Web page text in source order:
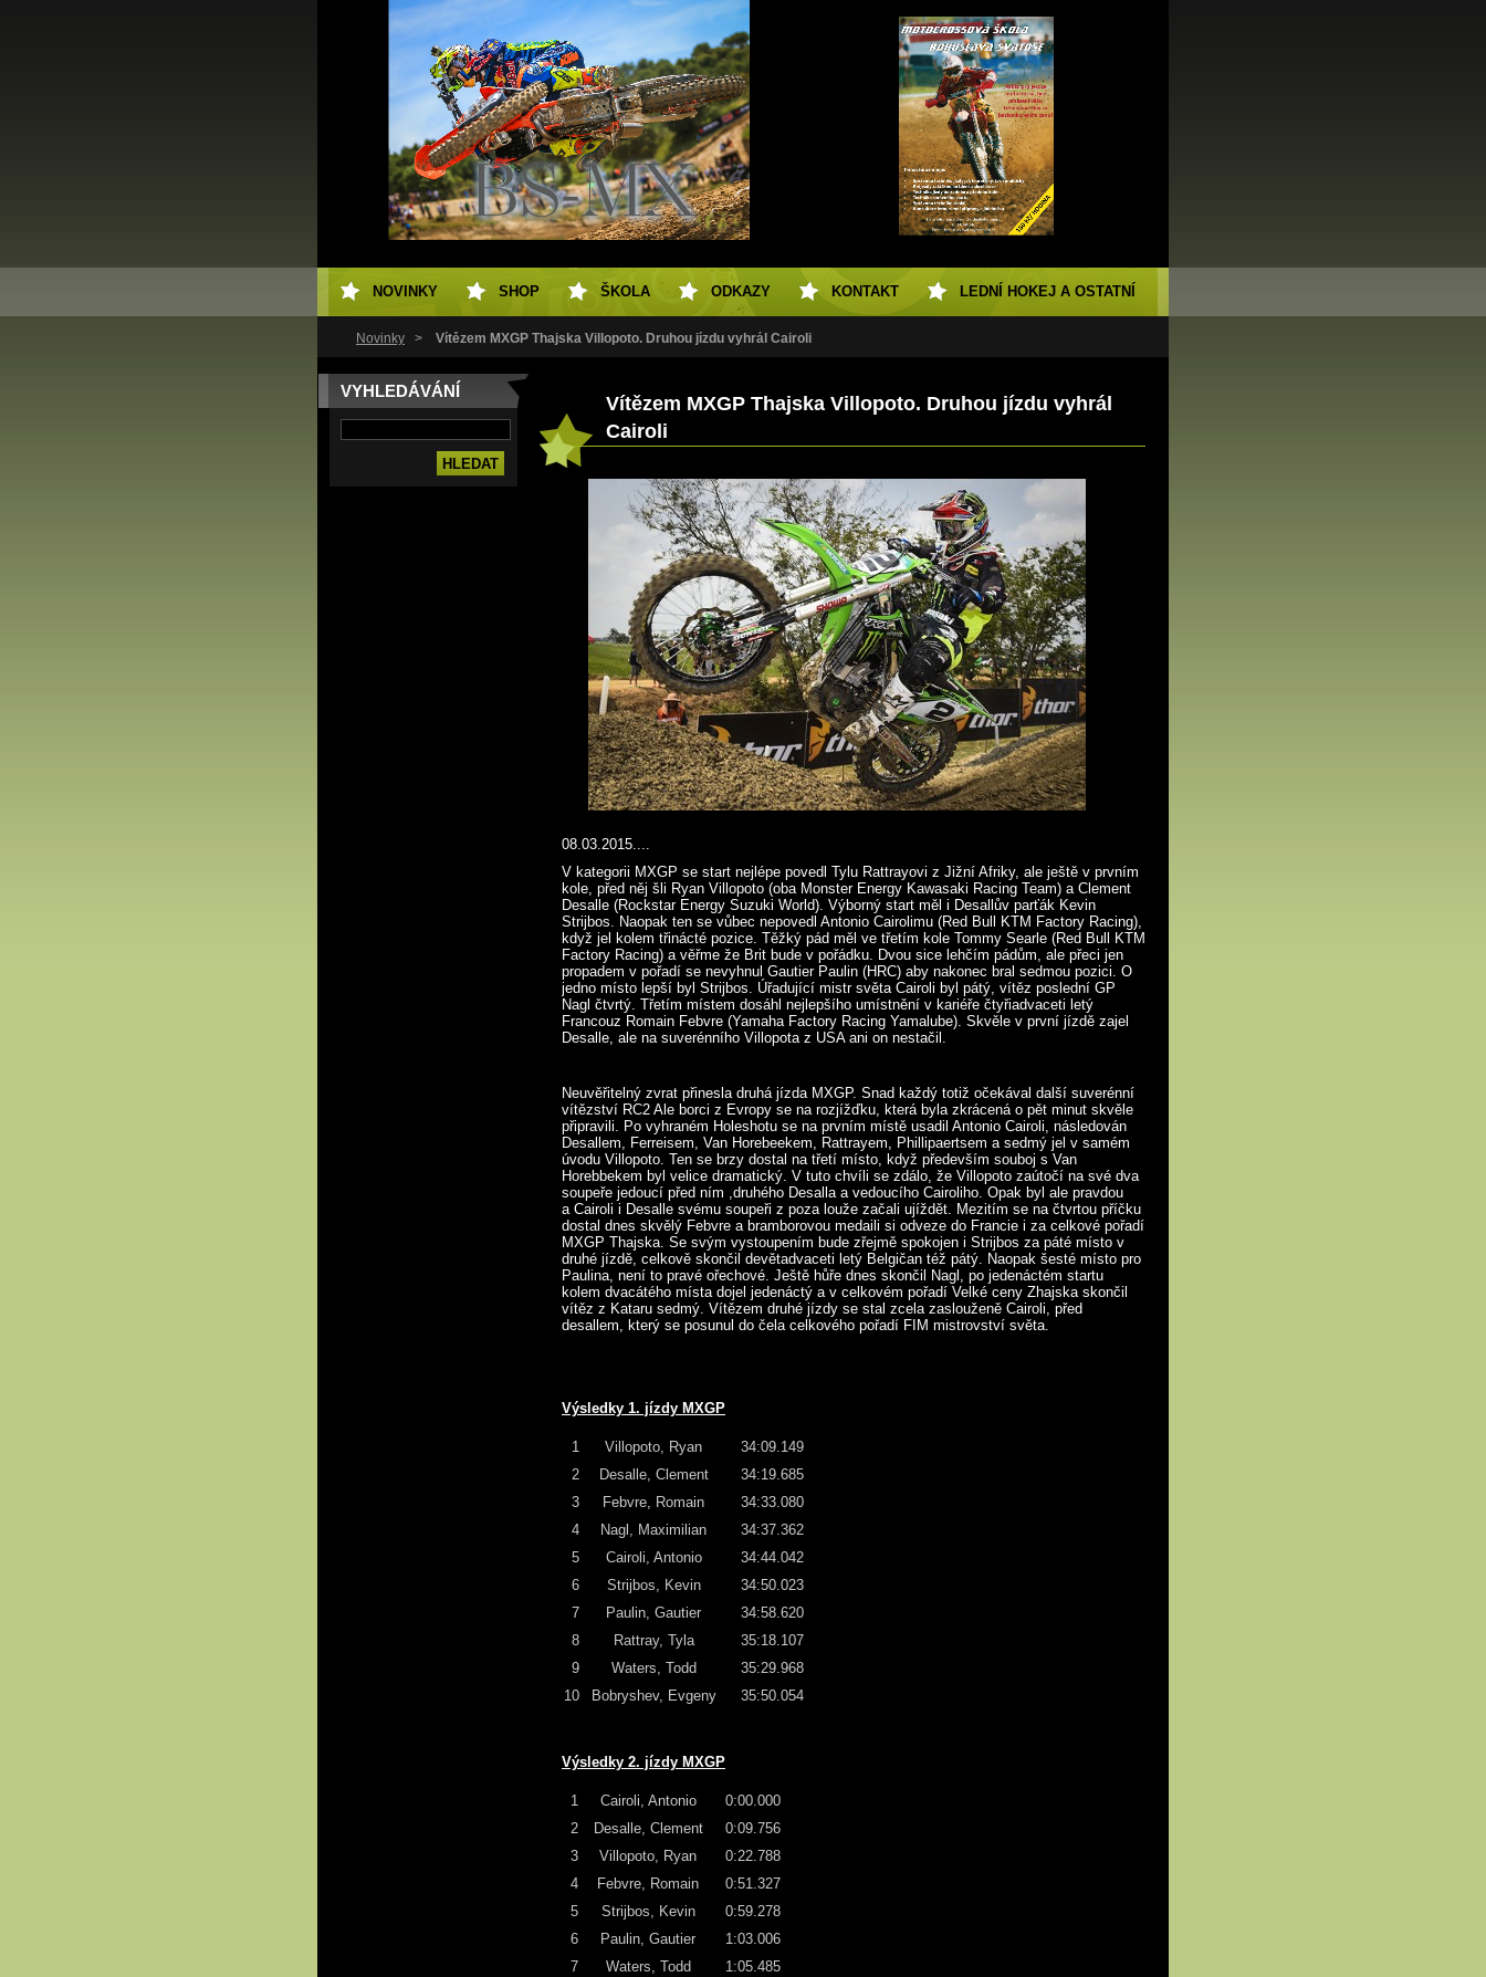
Novinky > Vítězem MXGP Thajska Villopoto. Druhou jízdu vyhrál Cairoli
VYHLEDÁVÁNÍ
Vítězem MXGP Thajska Villopoto. Druhou jízdu vyhrál
Cairoli
08.03.2015....
V kategorii MXGP se start nejlépe povedl Tylu Rattrayovi z Jižní Afriky, ale ještě v prvním
kole, před něj šli Ryan Villopoto (oba Monster Energy Kawasaki Racing Team) a Clement
Desalle (Rockstar Energy Suzuki World). Výborný start měl i Desallův parťák Kevin
Strijbos. Naopak ten se vůbec nepovedl Antonio Cairolimu (Red Bull KTM Factory Racing),
když jel kolem třinácté pozice. Těžký pád měl ve třetím kole Tommy Searle (Red Bull KTM
Factory Racing) a věřme že Brit bude v pořádku. Dvou sice lehčím pádům, ale přeci jen
propadem v pořadí se nevyhnul Gautier Paulin (HRC) aby nakonec bral sedmou pozici. O
jedno místo lepší byl Strijbos. Úřadující mistr světa Cairoli byl pátý, vítěz poslední GP
Nagl čtvrtý. Třetím místem dosáhl nejlepšího umístnění v kariéře čtyřiadvaceti letý
Francouz Romain Febvre (Yamaha Factory Racing Yamalube). Skvěle v první jízdě zajel
Desalle, ale na suverénního Villopota z USA ani on nestačil.
Neuvěřitelný zvrat přinesla druhá jízda MXGP. Snad každý totiž očekával další suverénní
vítězství RC2 Ale borci z Evropy se na rozjížďku, která byla zkrácená o pět minut skvěle
připravili. Po vyhraném Holeshotu se na prvním místě usadil Antonio Cairoli, následován
Desallem, Ferreisem, Van Horebeekem, Rattrayem, Phillipaertsem a sedmý jel v samém
úvodu Villopoto. Ten se brzy dostal na třetí místo, když především souboj s Van
Horebbekem byl velice dramatický. V tuto chvíli se zdálo, že Villopoto zaútočí na své dva
soupeře jedoucí před ním ,druhého Desalla a vedoucího Cairoliho. Opak byl ale pravdou
a Cairoli i Desalle svému soupeři z poza louže začali ujíždět. Mezitím se na čtvrtou příčku
dostal dnes skvělý Febvre a bramborovou medaili si odveze do Francie i za celkové pořadí
MXGP Thajska. Se svým vystoupením bude zřejmě spokojen i Strijbos za páté místo v
druhé jízdě, celkově skončil devětadvaceti letý Belgičan též pátý. Naopak šesté místo pro
Paulina, není to pravé ořechové. Ještě hůře dnes skončil Nagl, po jedenáctém startu
kolem dvacátého místa dojel jedenáctý a v celkovém pořadí Velké ceny Zhajska skončil
vítěz z Kataru sedmý. Vítězem druhé jízdy se stal zcela zaslouženě Cairoli, před
desallem, který se posunul do čela celkového pořadí FIM mistrovství světa.
Výsledky 1. jízdy MXGP
1 Villopoto, Ryan
34:09.149
2
Desalle, Clement
34:19.685
3
Febvre, Romain
34:33.080
4
Nagl, Maximilian
34:37.362
5
Cairoli, Antonio
34:44.042
6
Strijbos, Kevin
34:50.023
7
Paulin, Gautier
34:58.620
8
Rattray, Tyla
35:18.107
9
Waters, Todd
35:29.968
10
Bobryshev, Evgeny 35:50.054
Výsledky 2. jízdy MXGP
1 Cairoli, Antonio
0:00.000
2
Desalle, Clement
0:09.756
3
Villopoto, Ryan
0:22.788
4
Febvre, Romain
0:51.327
5
Strijbos, Kevin
0:59.278
6
Paulin, Gautier
1:03.006
7
Waters, Todd
1:05.485
NOVINKY SHOP ŠKOLA ODKAZY KONTAKT LEDNÍ HOKEJ A OSTATNÍ